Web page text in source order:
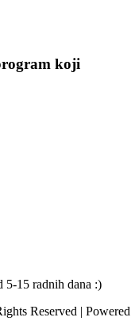
koji
5-15 radnih dana :)
Reserved | Powered